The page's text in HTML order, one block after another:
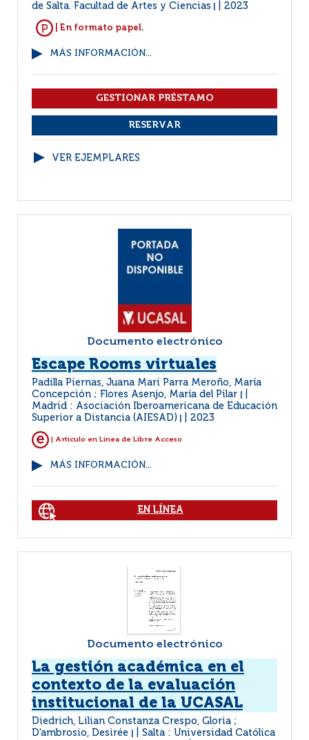
de Salta. Facultad de Artes y Ciencias
2023
| En formato papel.
MÁS INFORMACIÓN...
VER EJEMPLARES
Documento electrónico
Escape Rooms virtuales
Padilla Piernas, Juana Mari Parra Meroño, María
Concepción ; Flores Asenjo, María del Pilar
Madrid : Asociación Iberoamericana de Educación
Superior a Distancia (AIESAD)
2023
| Artículo en Linea de Libre Acceso
MÁS INFORMACIÓN...
EN LÍNEA
Documento electrónico
La gestión académica en el
contexto de la evaluación
institucional de la UCASAL
Diedrich, Lilian Constanza Crespo, Gloria ;
D'ambrosio, Desirée
Salta : Universidad Católica